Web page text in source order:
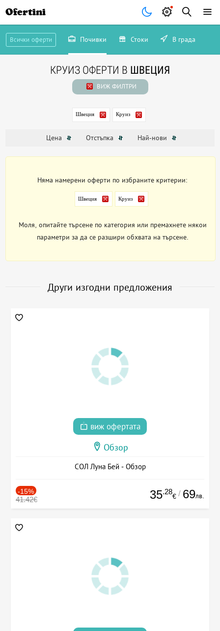
Ofertini
Всички оферти Почивки Стоки В града
КРУИЗ ОФЕРТИ В ШВЕЦИЯ
ВИЖ ФИЛТРИ
Швеция Круиз
Цена Отстъпка Най-нови
Няма намерени оферти по избраните критерии:
Швеция Круиз
Моля, опитайте търсене по категория или премахнете някои
параметри за да се разшири обхвата на търсене.
Други изгодни предложения
виж офертата
Обзор
СОЛ Луна Бей - Обзор
-15%
41.42€ 35.28
€ / 69лв.